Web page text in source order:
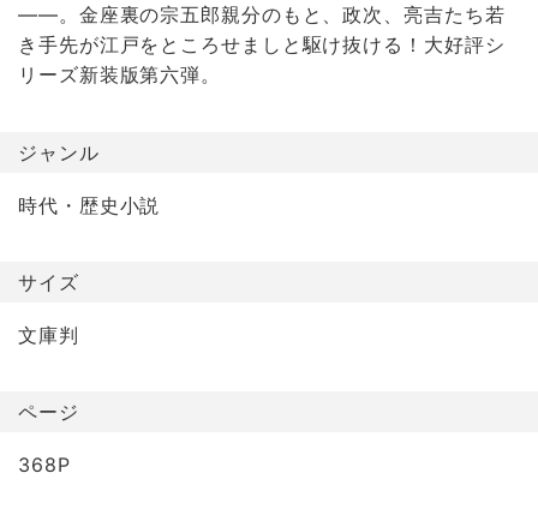
――。金座裏の宗五郎親分のもと、政次、亮吉たち若
き手先が江戸をところせましと駆け抜ける！大好評シ
リーズ新装版第六弾。
ジャンル
時代・歴史小説
サイズ
文庫判
ページ
368P